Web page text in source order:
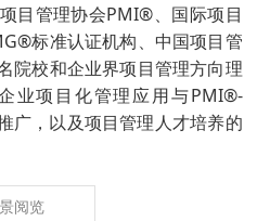
目管理协会PMI®、国际项目
标准认证机构、中国项目管
院校和企业界项目管理方向理
业项目化管理应用与PMI®-
广，以及项目管理人才培养的
阅览